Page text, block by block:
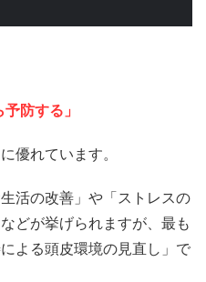
防する」
優れています。
活の改善」や「ストレスの
どが挙げられますが、最も
よる頭皮環境の見直し」で